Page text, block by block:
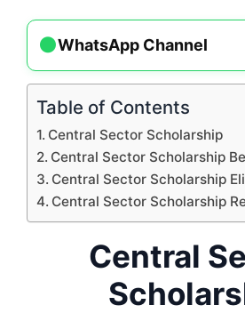
●WhatsApp Channel
Table of Contents
Central Sector Scholarship
Central Sector Scholarship
Central Sector Scholarship
Central Sector Scholarship
Central